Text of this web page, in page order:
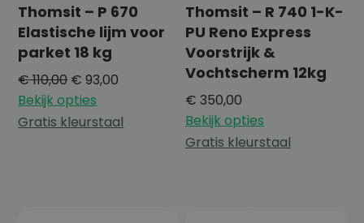
Thomsit – P 670
Elastische lijm voor
parket 18 kg
€110,00€ 93,00
Bekijk opties
Gratis kleurstaal
Thomsit – R 740 1-K-
PU Reno Express
Voorstrijk &
Vochtscherm 12kg
€ 350,00
Bekijk opties
Gratis kleurstaal